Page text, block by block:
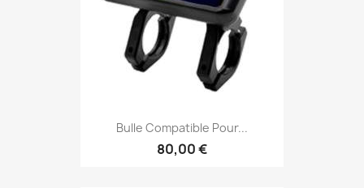
Bulle Compatible Pour...
80,00 €